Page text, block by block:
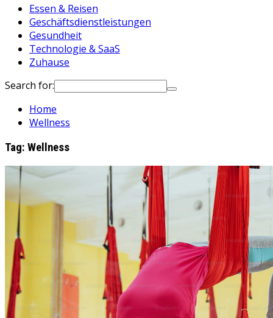
Essen & Reisen
Geschäftsdienstleistungen
Gesundheit
Technologie & SaaS
Zuhause
Search for:
Home
Wellness
Tag: Wellness